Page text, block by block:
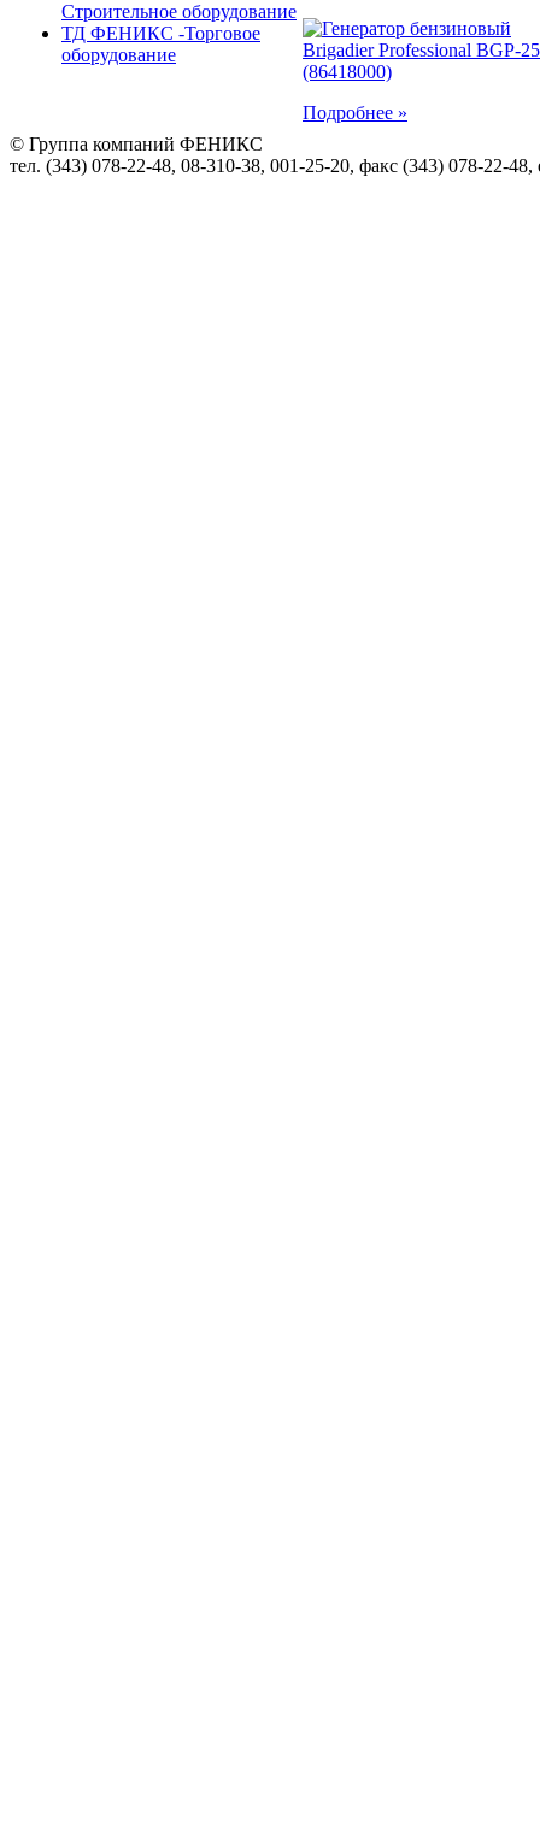
Строительное оборудование
ТД ФЕНИКС -Торговое
оборудование
Подробнее »
© Группа компаний ФЕНИКС
тел. (343) 078-22-48, 08-310-38, 001-25-20, факс (343) 078-22-